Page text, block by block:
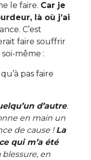
le faire. Car je
là où j’ai
C’est
faire souffrir
même :
pas faire
d’autre.
en main un
de cause !La
qui m’a été
blessure, en